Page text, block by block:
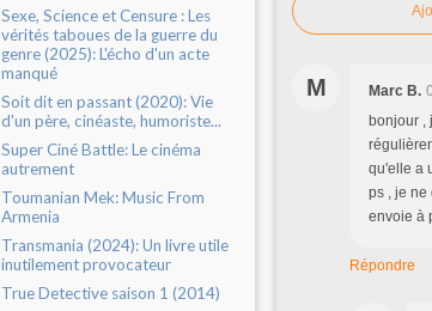
Sexe, Science et Censure : Les
vérités taboues de la guerre du
genre (2025): L'écho d'un acte
manqué
Soit dit en passant (2020): Vie
d'un père, cinéaste, humoriste...
Super Ciné Battle: Le cinéma
autrement
Toumanian Mek: Music From
Armenia
Transmania (2024): Un livre utile
inutilement provocateur
True Detective saison 1 (2014)
M Marc B.
bonjour ,
qu'elle a
ps , je ne
envoie à
Répondre